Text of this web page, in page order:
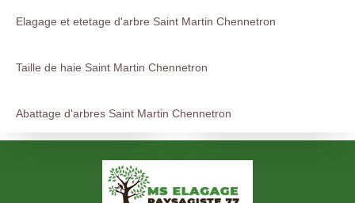
Elagage et etetage d'arbre Saint Martin Chennetron
Taille de haie Saint Martin Chennetron
Abattage d'arbres Saint Martin Chennetron